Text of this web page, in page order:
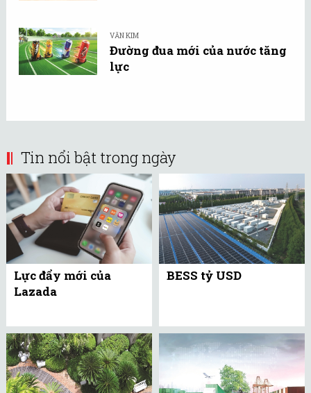
VĂN KIM
Đường đua mới của nước tăng
lực
Tin nổi bật trong ngày
Lực đẩy mới của
Lazada
BESS tỷ USD